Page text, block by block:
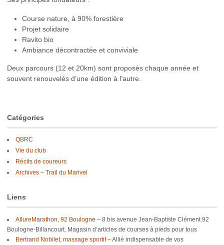
Course nature, à 90% forestière
Projet solidaire
Ravito bio
Ambiance décontractée et conviviale
Deux parcours (12 et 20km) sont proposés chaque année et
souvent renouvelés d’une édition à l’autre.
Catégories
QBRC
Vie du club
Récits de coureurs
Archives – Trail du Marivel
Liens
AllureMarathon, 92 Boulogne – 8 bis avenue Jean-Baptiste Clément 92
Boulogne-Billancourt. Magasin d’articles de courses à pieds pour tous
Bertrand Nobilet, massage sportif –Allié indispensable de vos